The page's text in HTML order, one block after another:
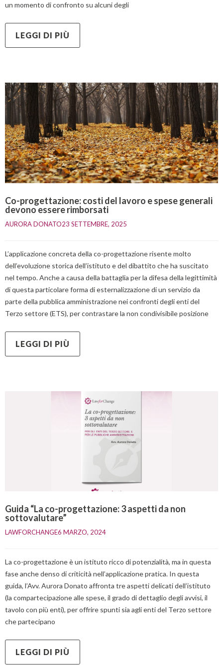
un momento di confronto su alcuni degli
LEGGI DI PIÙ
Co-progettazione: costi del lavoro e spese generali
devono essere rimborsati
AURORA DONATO23 SETTEMBRE, 2025
L’applicazione concreta della co-progettazione risente molto
dell’evoluzione storica dell’istituto e del dibattito che ha suscitato
nel tempo. Anche a causa della battaglia per la difesa della legittimità
di questa particolare forma di esternalizzazione di un servizio da
parte della pubblica amministrazione nei confronti degli enti del
Terzo settore (ETS), per contrastare la non condivisibile posizione
LEGGI DI PIÙ
Guida “La co-progettazione: 3 aspetti da non
sottovalutare”
LAWFORCHANGE6 MARZO, 2024
La co-progettazione è un istituto ricco di potenzialità, ma in questa
fase anche denso di criticità nell’applicazione pratica. In questa
guida, l’Avv. Aurora Donato affronta tre aspetti delicati dell’istituto
(la compartecipazione alle spese, il grado di dettaglio degli avvisi, il
tavolo con più enti), per offrire spunti sia agli enti del Terzo settore
che partecipano
LEGGI DI PIÙ